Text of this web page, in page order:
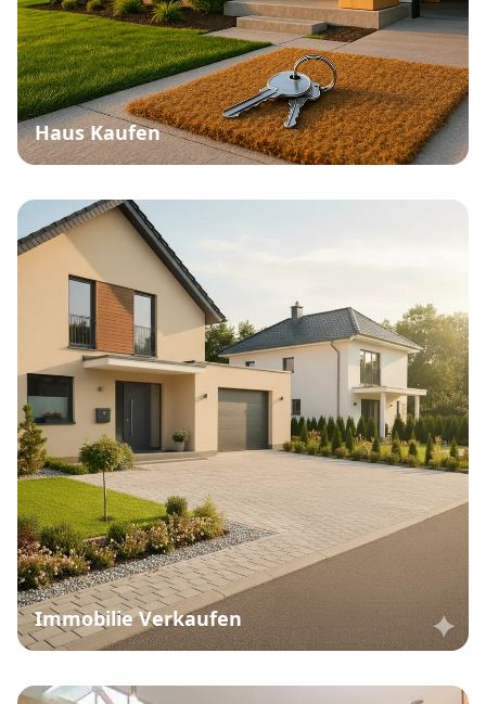
Haus Kaufen
Immobilie Verkaufen